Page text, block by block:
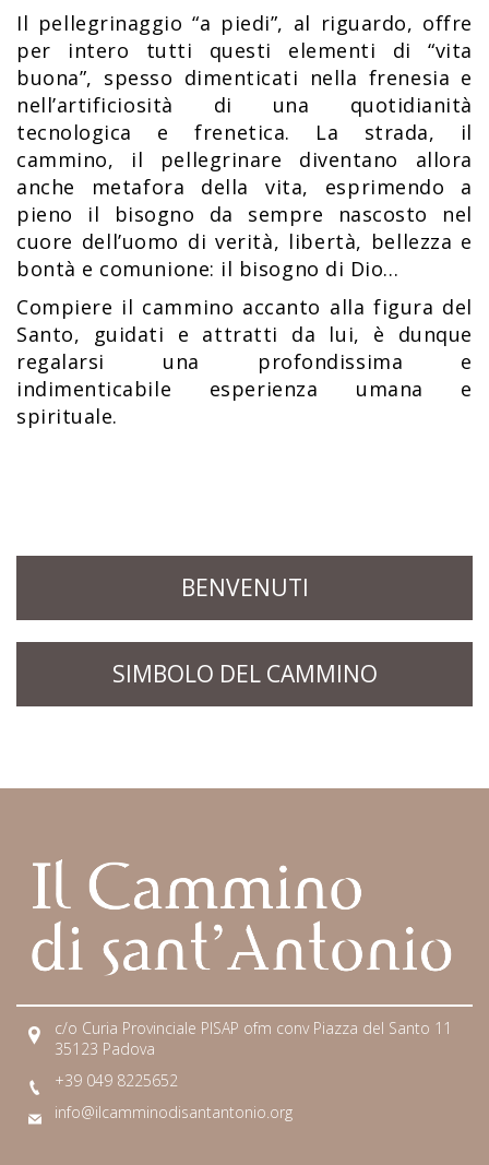
Il pellegrinaggio “a piedi”, al riguardo, offre
per intero tutti questi elementi di “vita
buona”, spesso dimenticati nella frenesia e
nell’artificiosità di una quotidianità
tecnologica e frenetica. La strada, il
cammino, il pellegrinare diventano allora
anche metafora della vita, esprimendo a
pieno il bisogno da sempre nascosto nel
cuore dell’uomo di verità, libertà, bellezza e
bontà e comunione: il bisogno di Dio...
Compiere il cammino accanto alla figura del
Santo, guidati e attratti da lui, è dunque
regalarsi una profondissima e
indimenticabile esperienza umana e
spirituale.
BENVENUTI
SIMBOLO DEL CAMMINO
c/o Curia Provinciale PISAP ofm conv Piazza del Santo 11
35123 Padova
+39 049 8225652
info@ilcamminodisantantonio.org